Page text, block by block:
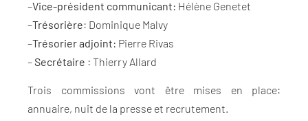
–Vice-président communicant: Hélène Genetet
–Trésorière: Dominique Malvy
–Trésorier adjoint: Pierre Rivas
–Secrétaire : Thierry Allard
Trois commissions vont être mises en place:
annuaire, nuit de la presse et recrutement.